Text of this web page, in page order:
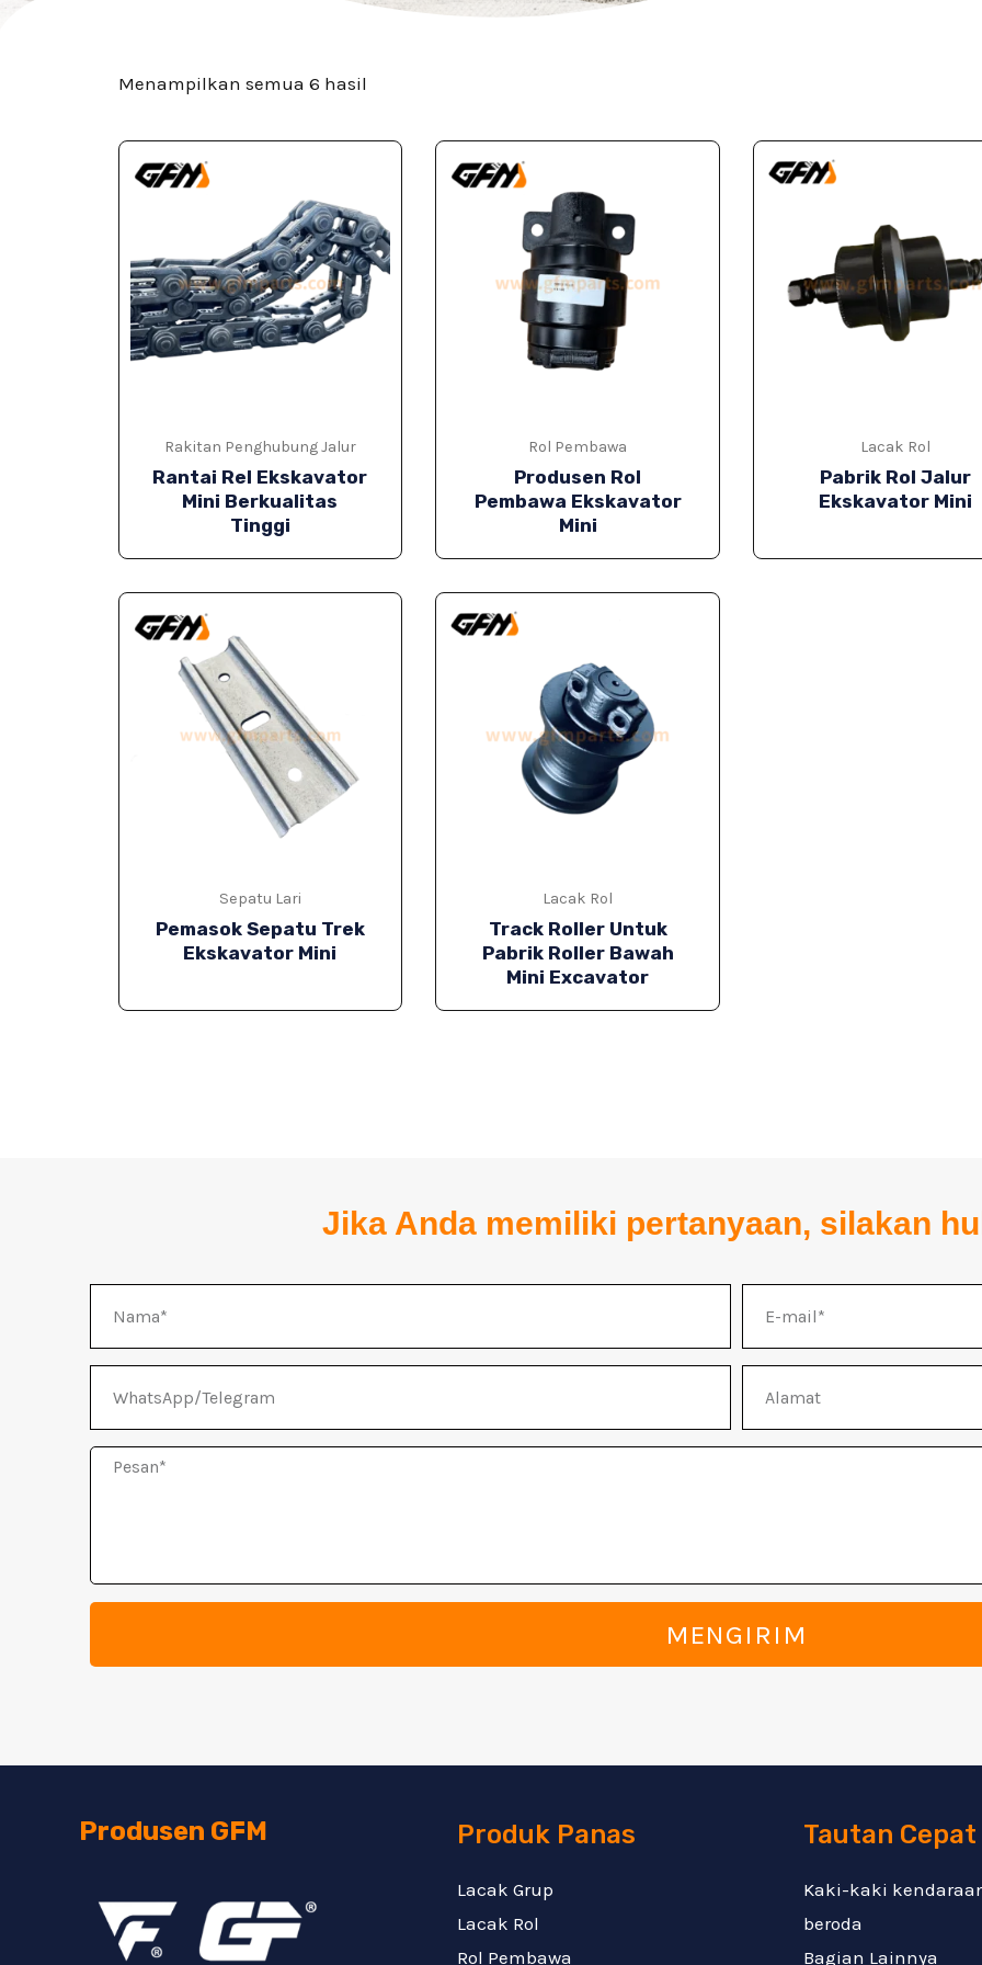
Menampilkan semua 6 hasil
Rakitan Penghubung Jalur
Rantai Rel Ekskavator
Mini Berkualitas
Tinggi
Rol Pembawa
Produsen Rol
Pembawa Ekskavator
Mini
Lacak Rol
Pabrik Rol Jalur
Ekskavator Mini
Sepatu Lari
Pemasok Sepatu Trek
Ekskavator Mini
Lacak Rol
Track Roller Untuk
Pabrik Roller Bawah
Mini Excavator
Jika Anda memiliki pertanyaan, silakan
Pesan
MENGIRIM
Produsen GFM Produk Panas
Lacak Grup
Lacak Rol
Rol Pembawa
Tautan Cepat
Kaki-kaki
beroda
Bagian Lainnya